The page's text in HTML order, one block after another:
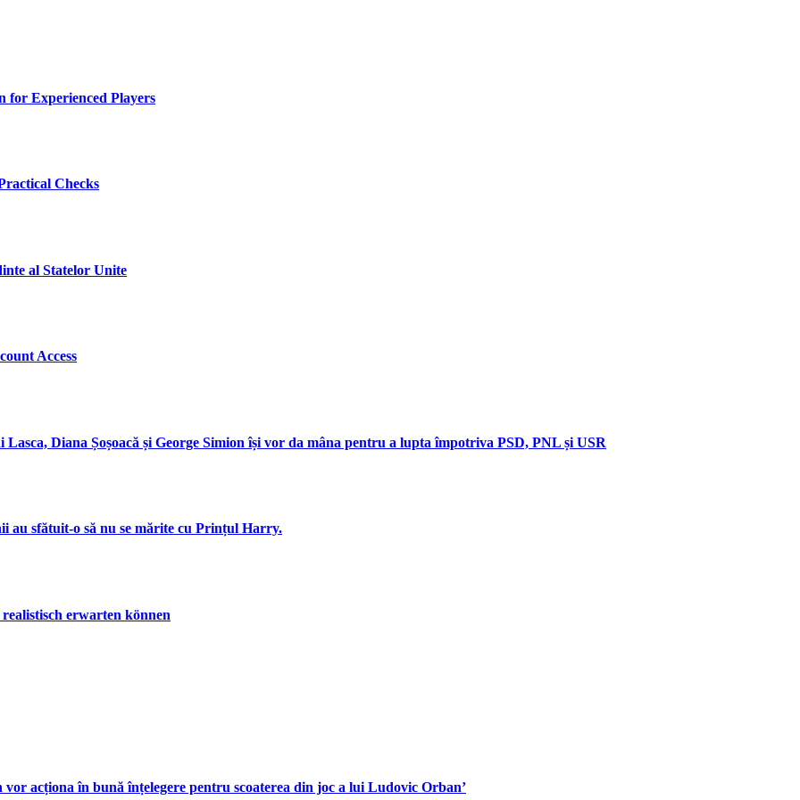
for Experienced Players
Checks
al Statelor Unite
Access
Diana Șoșoacă și George Simion își vor da mâna pentru a lupta împotriva PSD, PNL și USR
au sfătuit-o să nu se mărite cu Prințul Harry.
erwarten können
acționa în bună înțelegere pentru scoaterea din joc a lui Ludovic Orban’